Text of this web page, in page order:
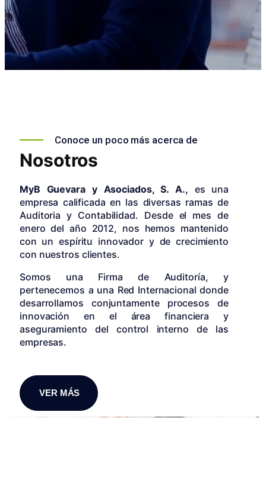
Conoce un poco más acerca de
Nosotros
MyB Guevara y Asociados, S. A., es una
empresa calificada en las diversas ramas de
Auditoria y Contabilidad. Desde el mes de
enero del año 2012, nos hemos mantenido
con un espíritu innovador y de crecimiento
con nuestros clientes.
Somos una Firma de Auditoría, y
pertenecemos a una Red Internacional donde
desarrollamos conjuntamente procesos de
innovación en el área financiera y
aseguramiento del control interno de las
empresas.
VER MÁS